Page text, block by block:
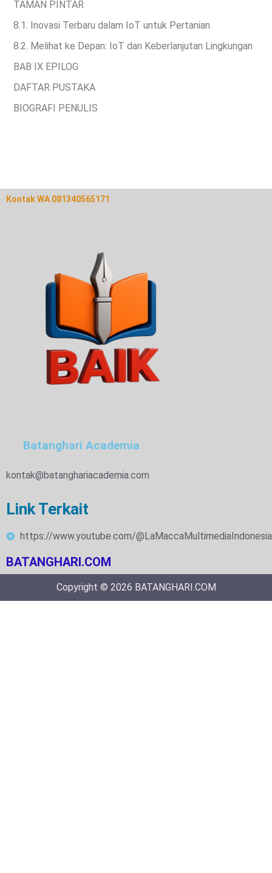
TAMAN PINTAR
8.1. Inovasi Terbaru dalam IoT untuk Pertanian
8.2. Melihat ke Depan: IoT dan Keberlanjutan Lingkungan
BAB IX EPILOG
DAFTAR PUSTAKA
BIOGRAFI PENULIS
Kontak WA 081340565171
Batanghari Academia
kontak@batanghariacademia.com
Link Terkait
https://www.youtube.com/
BATANGHARI.COM
Copyright © 2026 BATANGHARI.COM